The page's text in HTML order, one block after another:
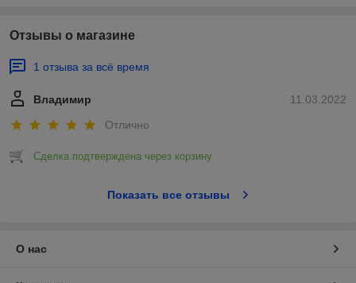
Отзывы о магазине
1 отзыва за всё время
11.03.2022
Владимир
Отлично
Сделка подтверждена через корзину
Показать все отзывы
О нас